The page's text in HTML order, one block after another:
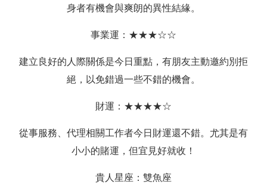
身者有機會與爽朗的異性結緣。
事業運：★★★☆☆
建立良好的人際關係是今日重點，有朋友主動邀約別拒
絕，以免錯過一些不錯的機會。
財運：★★★★☆
從事服務、代理相關工作者今日財運還不錯。尤其是有
小小的賭運，但宜見好就收！
貴人星座：雙魚座